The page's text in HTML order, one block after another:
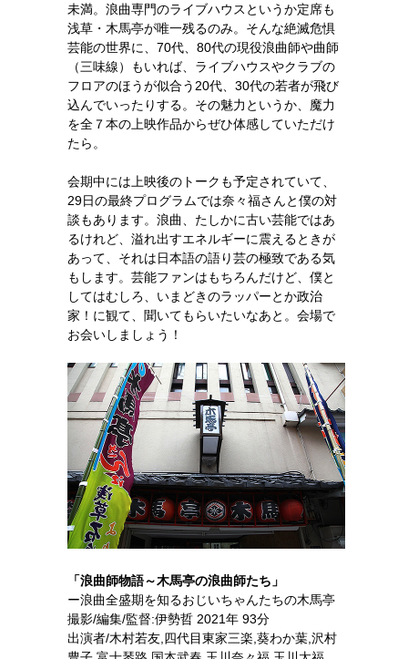
未満。浪曲専門のライブハウスというか定席も
浅草・木馬亭が唯一残るのみ。そんな絶滅危惧
芸能の世界に、70代、80代の現役浪曲師や曲師
（三味線）もいれば、ライブハウスやクラブの
フロアのほうが似合う20代、30代の若者が飛び
込んでいったりする。その魅力というか、魔力
を全７本の上映作品からぜひ体感していただけ
たら。
会期中には上映後のトークも予定されていて、
29日の最終プログラムでは奈々福さんと僕の対
談もあります。浪曲、たしかに古い芸能ではあ
るけれど、溢れ出すエネルギーに震えるときが
あって、それは日本語の語り芸の極致である気
もします。芸能ファンはもちろんだけど、僕と
してはむしろ、いまどきのラッパーとか政治
家！に観て、聞いてもらいたいなあと。会場で
お会いしましょう！
「浪曲師物語～木馬亭の浪曲師たち」
ー浪曲全盛期を知るおじいちゃんたちの木馬亭
撮影/編集/監督:伊勢哲 2021年 93分
出演者/木村若友,四代目東家三楽,葵わか葉,沢村